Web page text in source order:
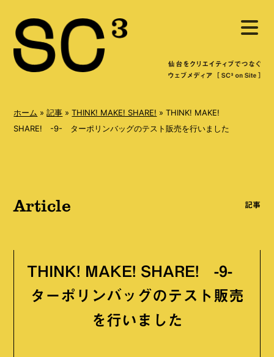
メ
ニ
を
開
く
ホーム »記事 »THINK! MAKE! SHARE! »THINK! MAKE!
SHARE! -9- ターポリンバッグのテスト販売を行いました
Article 記事
THINK! MAKE! SHARE! -9-
ターポリンバッグのテスト販売
を行いました